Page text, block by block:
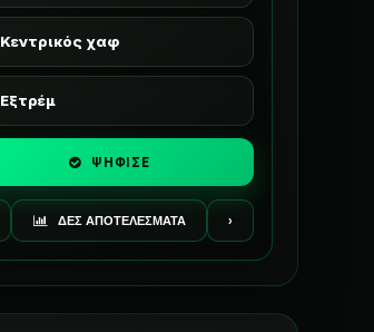
Κεντρικός χαφ
Εξτρέμ
ΨΗΦΙΣΕ
ΔΕΣ ΑΠΟΤΕΛΕΣΜΑΤΑ ›